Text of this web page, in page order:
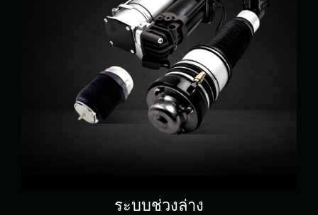
ระบบช่วงล่าง